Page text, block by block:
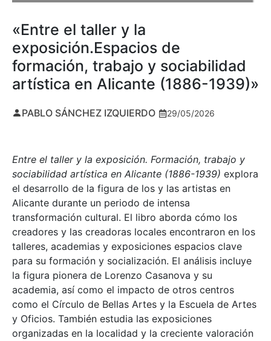
«Entre el taller y la
exposición.Espacios de
formación, trabajo y sociabilidad
artística en Alicante (1886-1939)»
PABLO SÁNCHEZ IZQUIERDO 29/05/2026
Entre el taller y la exposición. Formación, trabajo y
sociabilidad artística en Alicante (1886-1939) explora
el desarrollo de la figura de los y las artistas en
Alicante durante un periodo de intensa
transformación cultural. El libro aborda cómo los
creadores y las creadoras locales encontraron en los
talleres, academias y exposiciones espacios clave
para su formación y socialización. El análisis incluye
la figura pionera de Lorenzo Casanova y su
academia, así como el impacto de otros centros
como el Círculo de Bellas Artes y la Escuela de Artes
y Oficios. También estudia las exposiciones
organizadas en la localidad y la creciente valoración